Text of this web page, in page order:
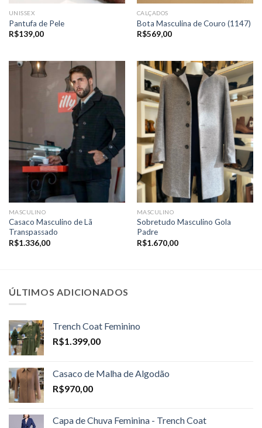
UNISSEX
Pantufa de Pele
R$139,00
CALÇADOS
Bota Masculina de Couro (1147)
R$569,00
MASCULINO
Casaco Masculino de Lã
Transpassado
R$1.336,00
MASCULINO
Sobretudo Masculino Gola
Padre
R$1.670,00
ÚLTIMOS ADICIONADOS
Trench Coat Feminino
R$1.399,00
Casaco de Malha de Algodão
R$970,00
Capa de Chuva Feminina - Trench Coat